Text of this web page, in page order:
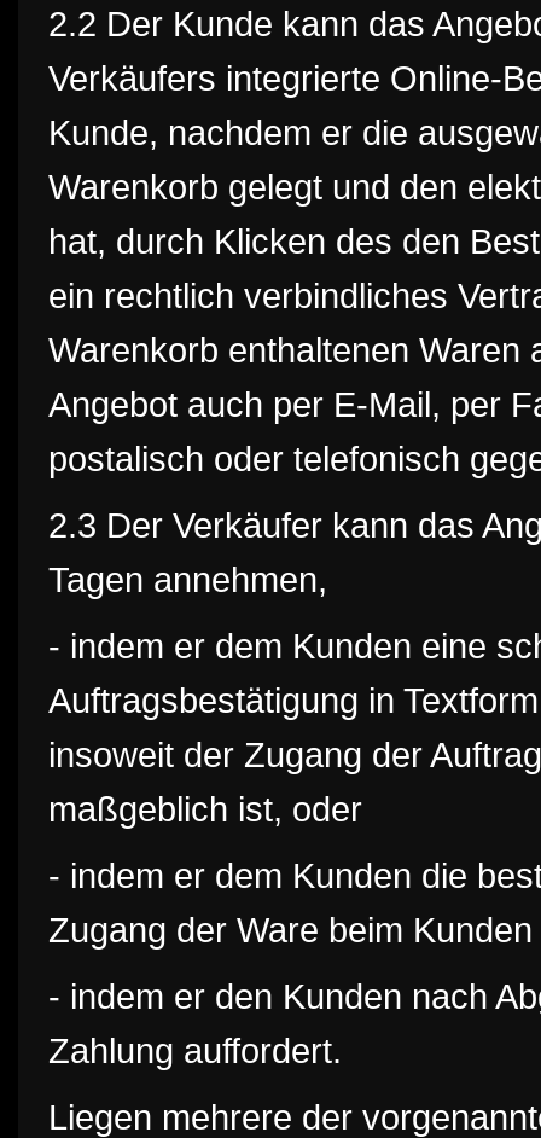
2.2 Der Kunde kann das
Verkäufers integrierte Online-
Kunde, nachdem er die
Warenkorb gelegt und den
hat, durch Klicken des den
ein rechtlich verbindliches
Warenkorb enthaltenen
Angebot auch per E-Mail, per
postalisch oder telefonisch
2.3 Der Verkäufer kann das
Tagen annehmen,
- indem er dem Kunden eine
Auftragsbestätigung in
insoweit der Zugang der
maßgeblich ist, oder
- indem er dem Kunden die
Zugang der Ware beim
- indem er den Kunden nach
Zahlung auffordert.
Liegen mehrere der